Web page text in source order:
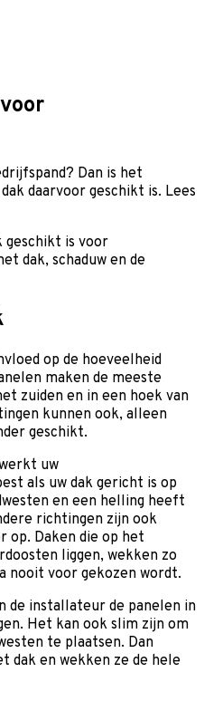
Dan is het
daarvoor geschikt is. Lees
geschikt is voor
dak, schaduw en de
op de hoeveelheid
maken de meeste
zuiden en in een hoek van
kunnen ook, alleen
geschikt.
uw
als uw dak gericht is op
en een helling heeft
richtingen zijn ook
op. Daken die op het
liggen, wekken zo
nooit voor gekozen wordt.
de installateur de panelen in
Het kan ook slim zijn om
te plaatsen. Dan
dak en wekken ze de hele